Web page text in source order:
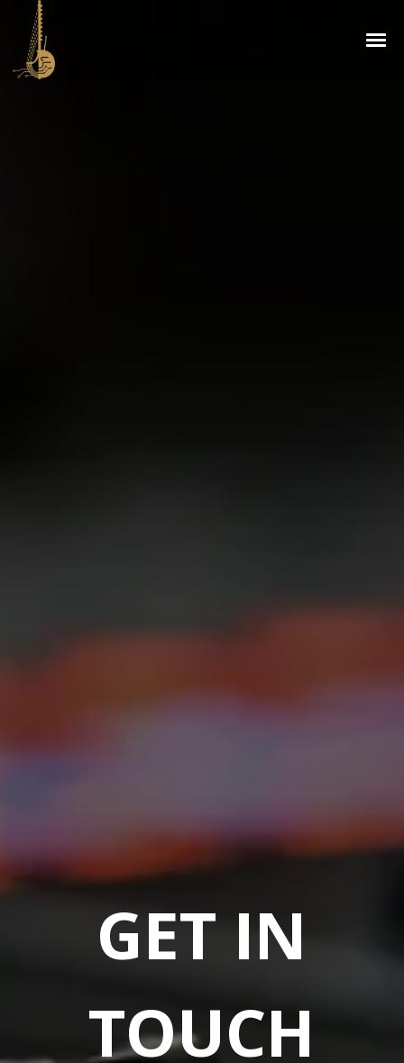
GET IN
TOUCH